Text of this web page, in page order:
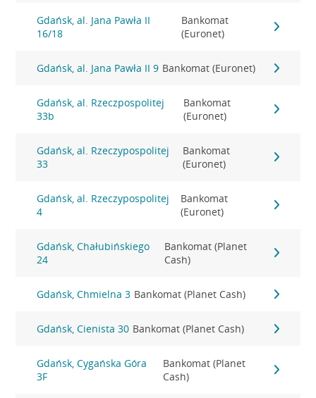
Gdańsk, al. Jana Pawła II
16/18
Bankomat
(Euronet)
Gdańsk, al. Jana Pawła II 9 Bankomat (Euronet)
Gdańsk, al. Rzeczpospolitej
33b
Bankomat
(Euronet)
Gdańsk, al. Rzeczypospolitej
33
Bankomat
(Euronet)
Gdańsk, al. Rzeczypospolitej
4
Bankomat
(Euronet)
Gdańsk, Chałubińskiego
24
Bankomat (Planet
Cash)
Gdańsk, Chmielna 3 Bankomat (Planet Cash)
Gdańsk, Cienista 30 Bankomat (Planet Cash)
Gdańsk, Cygańska Góra
3F
Bankomat (Planet
Cash)